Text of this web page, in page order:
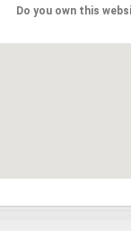
Do you own this